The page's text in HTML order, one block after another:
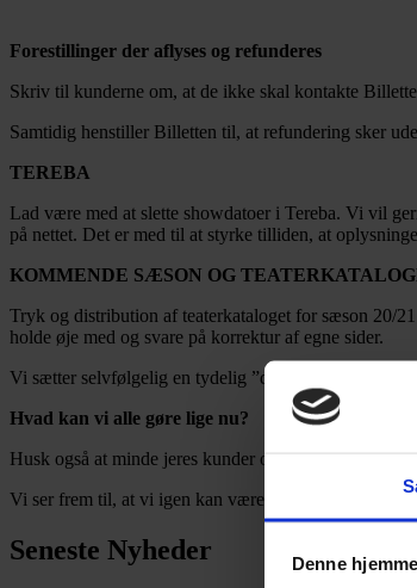
Denne
Forestillinger der aflyses og refunderes
Skriv til kunderne om, at de ikke skal kontakte
Samtidig henstiller Billetten til, at refundering sker
TEREBA
Lad være med at slette showdatoer i Tereba. Vi vil
på nettet. Det er med til at styrke tilliden, at
KOMMENDE SÆSON OG
Tryk og distribution af teaterkataloget for sæson 20/
holde øje med og svare på korrektur af egne sider.
Vi sætter selvfølgelig en tydelig ”disclaimer” i
Hvad kan vi alle gøre lige nu?
Husk også at minde jeres kunder om, at den bedste
Vi ser frem til, at vi igen kan være sammen – uden
Seneste Nyheder